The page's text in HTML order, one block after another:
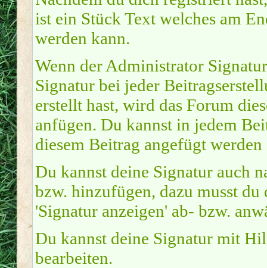
ist ein Stück Text welches am
werden kann.
Wenn der Administrator
Signatur bei jeder
erstellt hast, wird das Forum
anfügen. Du kannst in jedem
diesem Beitrag angefügt
Du kannst deine Signatur auch
bzw. hinzufügen, dazu musst
'Signatur anzeigen' ab- bzw.
Du kannst deine Signatur mit
bearbeiten.